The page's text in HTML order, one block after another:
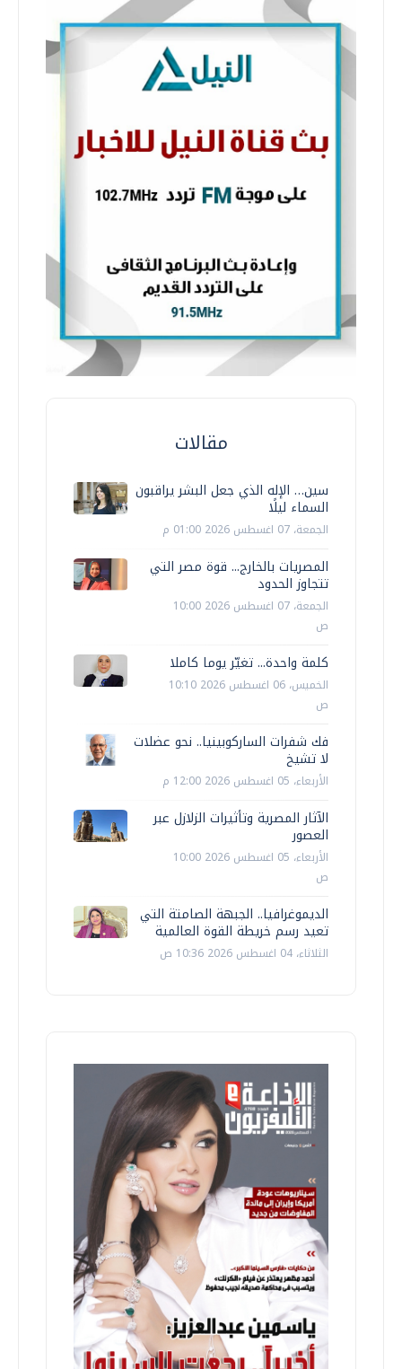
مقالات
سين… الإله الذي جعل البشر يراقبون
السماء ليلًا
الجمعة، 07 اغسطس 2026 01:00 م
المصريات بالخارج... قوة مصر التي
تتجاوز الحدود
الجمعة، 07 اغسطس 2026 10:00
ص
كلمة واحدة... تغيّر يوما كاملا
الخميس، 06 اغسطس 2026 10:10
ص
فك شفرات الساركوبينيا.. نحو عضلات
لا تشيخ
الأربعاء، 05 اغسطس 2026 12:00 م
الآثار المصرية وتأثيرات الزلازل عبر
العصور
الأربعاء، 05 اغسطس 2026 10:00
ص
الديموغرافيا.. الجبهة الصامتة التي
تعيد رسم خريطة القوة العالمية
الثلاثاء، 04 اغسطس 2026 10:36 ص